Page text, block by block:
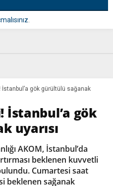
İstanbul’a gök gürültülü sağanak
İstanbul’a gök
uyarısı
AKOM, İstanbul’da
beklenen kuvvetli
Cumartesi saat
beklenen sağanak